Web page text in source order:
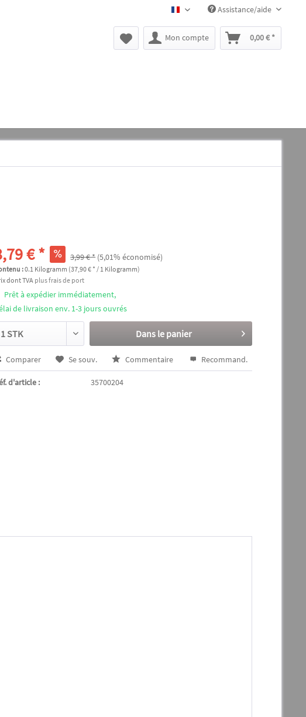
BLACK CANYON FRAssistance/aide
Mon compte 0,00 € *
€ * 3,99 € * (5,01% économisé)
:0.1 Kilogramm (37,90 € * / 1 Kilogramm)
dont TVAplus frais de port
Prêt à expédier immédiatement,
de livraison env. 1-3 jours ouvrés
Dans le panier
Comparer Se souv. Commentaire Recommand.
d'article : 35700204